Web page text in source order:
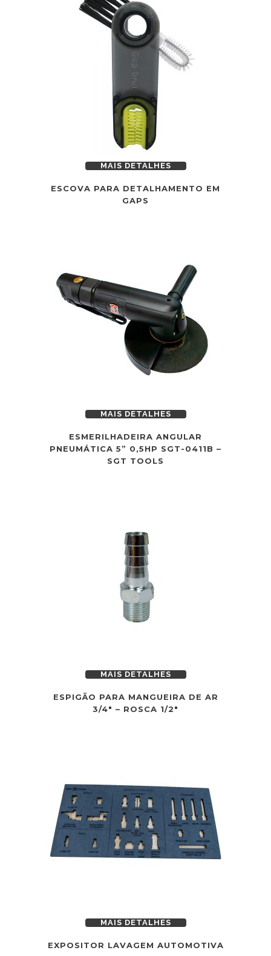
MAIS DETALHES
ESCOVA PARA DETALHAMENTO EM
GAPS
MAIS DETALHES
ESMERILHADEIRA ANGULAR
PNEUMÁTICA 5” 0,5HP SGT-0411B –
SGT TOOLS
MAIS DETALHES
ESPIGÃO PARA MANGUEIRA DE AR
3/4″ – ROSCA 1/2″
MAIS DETALHES
EXPOSITOR LAVAGEM AUTOMOTIVA